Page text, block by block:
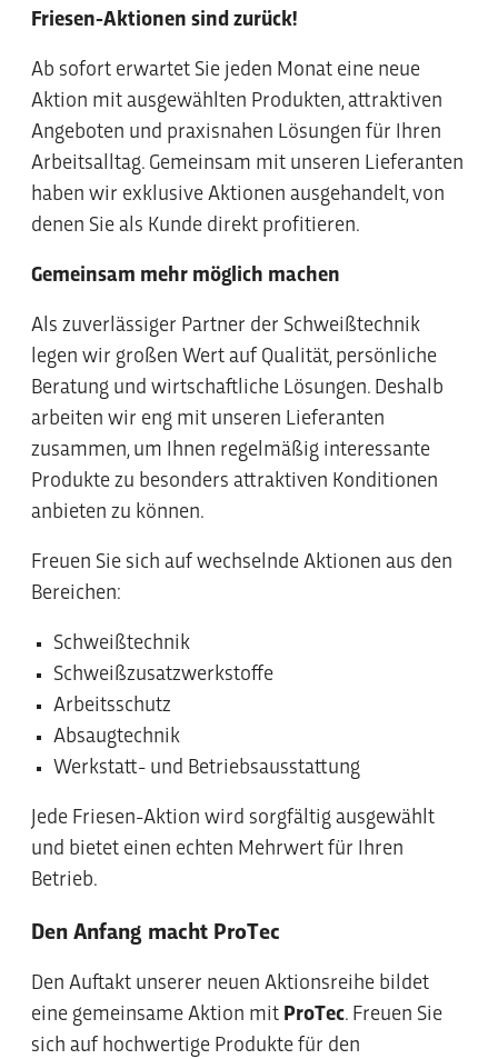
Friesen-Aktionen sind zurück!
Ab sofort erwartet Sie jeden Monat eine neue
Aktion mit ausgewählten Produkten, attraktiven
Angeboten und praxisnahen Lösungen für Ihren
Arbeitsalltag. Gemeinsam mit unseren Lieferanten
haben wir exklusive Aktionen ausgehandelt, von
denen Sie als Kunde direkt profitieren.
Gemeinsam mehr möglich machen
Als zuverlässiger Partner der Schweißtechnik
legen wir großen Wert auf Qualität, persönliche
Beratung und wirtschaftliche Lösungen. Deshalb
arbeiten wir eng mit unseren Lieferanten
zusammen, um Ihnen regelmäßig interessante
Produkte zu besonders attraktiven Konditionen
anbieten zu können.
Freuen Sie sich auf wechselnde Aktionen aus den
Bereichen:
Schweißtechnik
Schweißzusatzwerkstoffe
Arbeitsschutz
Absaugtechnik
Werkstatt- und Betriebsausstattung
Jede Friesen-Aktion wird sorgfältig ausgewählt
und bietet einen echten Mehrwert für Ihren
Betrieb.
Den Anfang macht ProTec
Den Auftakt unserer neuen Aktionsreihe bildet
eine gemeinsame Aktion mit ProTec. Freuen Sie
sich auf hochwertige Produkte für den